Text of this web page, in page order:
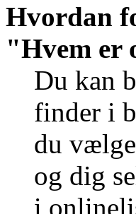
Hvordan
"Hvem er
Du kan
finder i
du
og dig
i